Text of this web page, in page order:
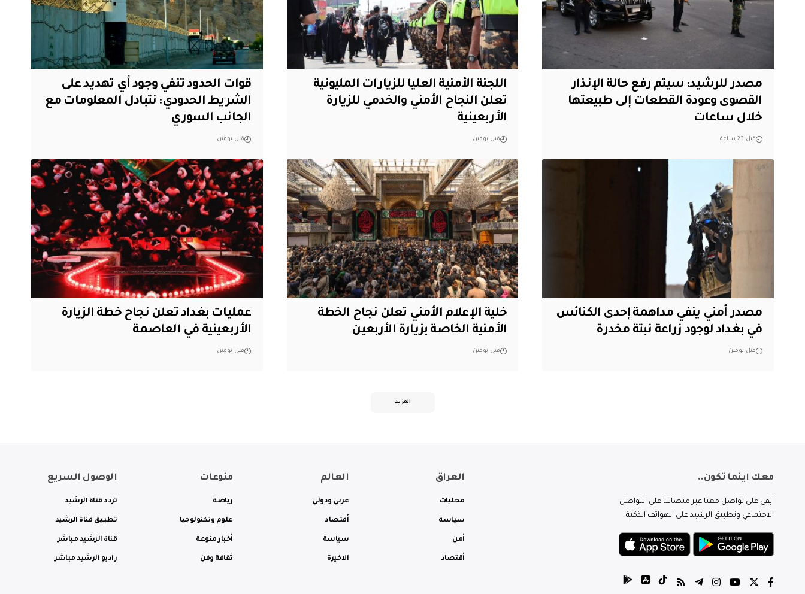
مصدر للرشيد: سيتم رفع حالة الإنذار
القصوى وعودة القطعات إلى طبيعتها
خلال ساعات
قبل 23 ساعة
اللجنة الأمنية العليا للزيارات المليونية
تعلن النجاح الأمني والخدمي للزيارة
الأربعينية
قبل يومين
قوات الحدود تنفي وجود أي تهديد على
الشريط الحدودي: نتبادل المعلومات مع
الجانب السوري
قبل يومين
مصدر أمني ينفي مداهمة إحدى الكنائس
في بغداد لوجود زراعة نبتة مخدرة
قبل يومين
خلية الإعلام الأمني تعلن نجاح الخطة
الأمنية الخاصة بزيارة الأربعين
قبل يومين
عمليات بغداد تعلن نجاح خطة الزيارة
الأربعينية في العاصمة
قبل يومين
المزيد
معك اينما تكون..
ابقى على تواصل معنا عبر منصاتنا على التواصل
الاجتماعي وتطبيق الرشيد على الهواتف الذكية.
العراق
محليات
سياسة
أمن
أقتصاد
العالم
عربي ودولي
أقتصاد
سياسة
الاخيرة
منوعات
رياضة
علوم وتكنولوجيا
أخبار منوعة
ثقافة وفن
الوصول السريع
تردد قناة الرشيد
تطبيق قناة الرشيد
قناة الرشيد مباشر
راديو الرشيد مباشر